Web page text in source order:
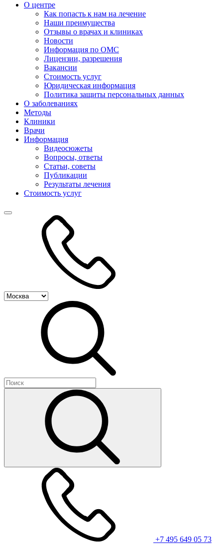
О центре
Как попасть к нам на лечение
Наши преимущества
Отзывы о врачах и клиниках
Новости
Информация по ОМС
Лицензии, разрешения
Вакансии
Стоимость услуг
Юридическая информация
Политика защиты персональных данных
О заболеваниях
Методы
Клиники
Врачи
Информация
Видеосюжеты
Вопросы, ответы
Статьи, советы
Публикации
Результаты лечения
Стоимость услуг
+7 495 649 05 73